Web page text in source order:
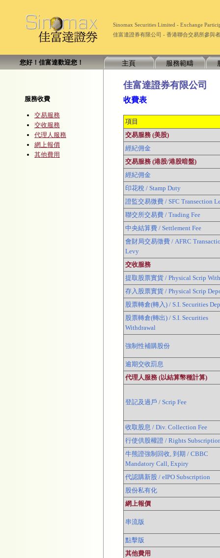
Sinomax Securities Limited - Exchange
佳富達證券有限公司 - 香港聯合交易所參與
您好！佳富達歡迎您！ 主頁 服務範疇
服務收費
交易服務
交收服務
代理人服務
網上報價
其他費用
佳富達證券有限公司
收費表
項目
交易服務 (美股)
經紀佣金
交易服務 (港股/港股暗盤)
經紀佣金
印花稅 / Stamp Duty
證監交易微費 / SFC Transection
聯交所交易費 / Trading Fee
中央結算費 / Settlement Fee
會財局交易徵費 / AFRC
Levy
交收服務
提取股票實貨 / Physical Scrip
存入股票實貨 / Physical Scrip
股票轉倉(轉入) / S.I. Securities
股票轉倉(轉出) / S.I. Securities
Withdrawal
強制性補購股份
逾期交收罰息
代理人服務 (以結算幣種計算)
登記及過戶 / Scrip Fee
收取股息 / Div. Collection Fee
行使供股權證 / Rights
牛熊證強制回收, 到期 / CBBC
Mandatory Call, Expiry
代認購新股 / eIPO Subscription
股份私有化
網上報價
串流版
點擊版
其他費用